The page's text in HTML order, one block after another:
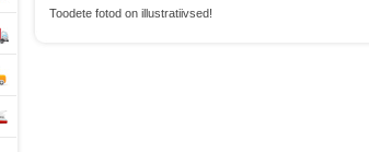
Toodete fotod on illustratiivsed!